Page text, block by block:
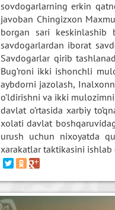
sovdogarlarning erkin
javoban Chingizxon
borgan sari keskinlashib
savdogarlardan iborat
Savdogarlar qirib
Bug’roni ikki ishonchli
aybdorni jazolash,
o’ldirishni va ikki
davlat o’rtasida xarbiy
xolati davlat
urush uchun nixoyatda
xarakatlar taktikasini ishlab